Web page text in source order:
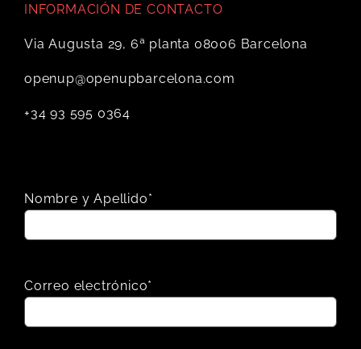
INFORMACIÓN DE CONTACTO
Via Augusta 29, 6ª planta 08006 Barcelona
openup@openupbarcelona.com
+34 93 595 0364
Nombre y Apellido*
Correo electrónico*